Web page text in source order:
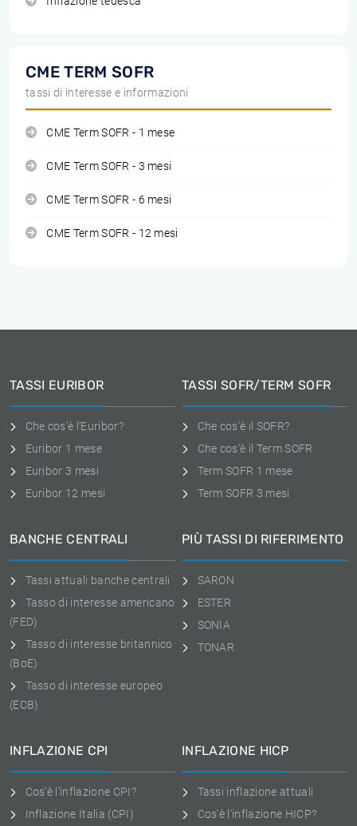
CME TERM SOFR
tassi di interesse e informazioni
CME Term SOFR - 1 mese
CME Term SOFR - 3 mesi
CME Term SOFR - 6 mesi
CME Term SOFR - 12 mesi
TASSI EURIBOR
Che cos'è l'Euribor?
Euribor 1 mese
Euribor 3 mesi
Euribor 12 mesi
TASSI SOFR/TERM SOFR
Che cos'è il SOFR?
Che cos'è il Term SOFR
Term SOFR 1 mese
Term SOFR 3 mesi
BANCHE CENTRALI
Tassi attuali banche centrali
Tasso di interesse americano
(FED)
Tasso di interesse britannico
(BoE)
Tasso di interesse europeo
(ECB)
PIÙ TASSI DI RIFERIMENTO
SARON
ESTER
SONIA
TONAR
INFLAZIONE CPI
Cos'è l'inflazione CPI?
Inflazione Italia (CPI)
INFLAZIONE HICP
Tassi inflazione attuali
Cos'è l'inflazione HICP?